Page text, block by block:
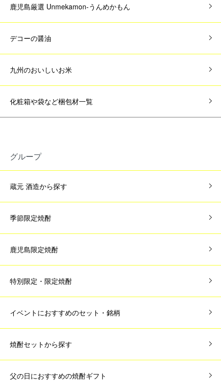
鹿児島厳選 Unmekamon-うんめかもん
デコーの醤油
九州のおいしいお米
化粧箱や袋など梱包材一覧
グループ
蔵元 酒造から探す
季節限定焼酎
鹿児島限定焼酎
特別限定・限定焼酎
イベントにおすすめのセット・銘柄
焼酎セットから探す
父の日におすすめの焼酎ギフト